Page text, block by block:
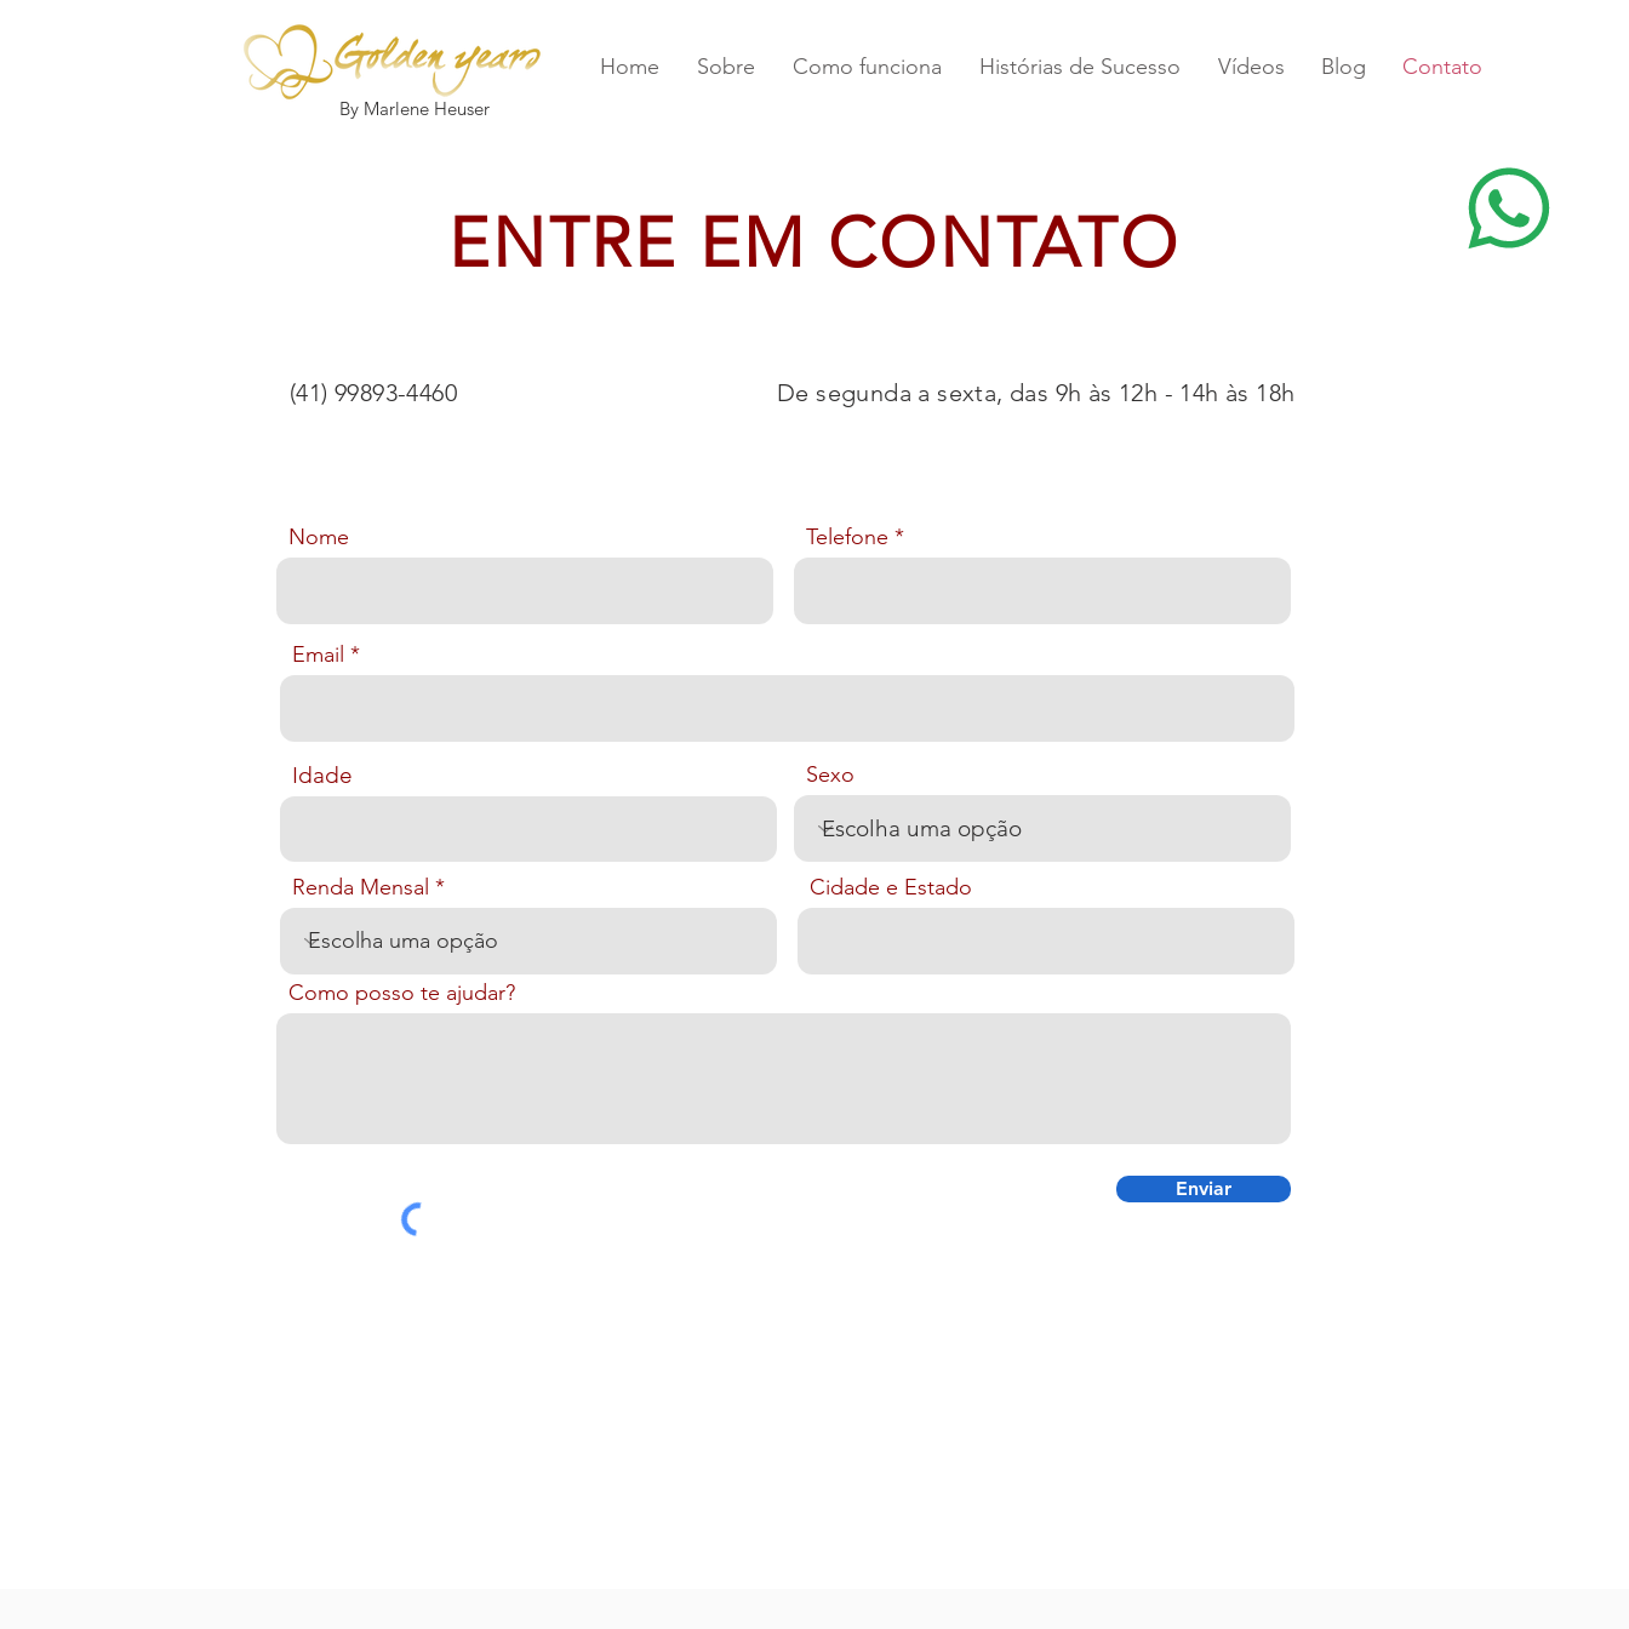
By Marlene Heuser
Home Sobre Como funciona Histórias de Sucesso Vídeos Blog Contato
ENTRE EM CONTATO
(41) 99893-4460 De segunda a sexta, das 9h às 12h - 14h às 18h
Nome Telefone
Email
Idade
Renda Mensal
Sexo
Cidade e Estado
Como posso te ajudar?
Enviar